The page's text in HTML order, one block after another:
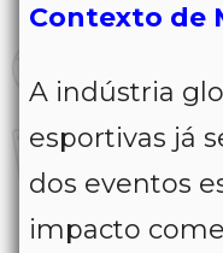
Contexto de
A indústria
esportivas já
dos eventos
impacto